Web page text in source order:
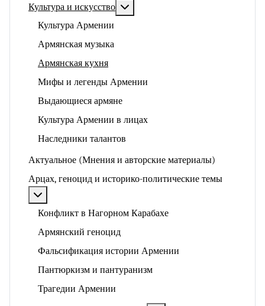
Культура и искусство
Культура Армении
Армянская музыка
Армянская кухня
Мифы и легенды Армении
Выдающиеся армяне
Культура Армении в лицах
Наследники талантов
Актуальное (Мнения и авторские материалы)
Арцах, геноцид и историко-политические темы
Конфликт в Нагорном Карабахе
Армянский геноцид
Фальсификация истории Армении
Пантюркизм и пантуранизм
Трагедии Армении